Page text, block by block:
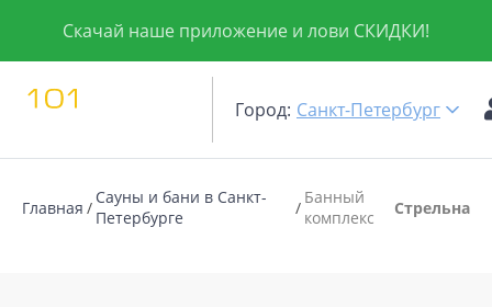
Скачай наше приложение и лови СКИДКИ!
Город: Санкт-Петербург
Главная
Сауны и бани в Санкт-
Петербурге
Банный
комплекс
Стрельна